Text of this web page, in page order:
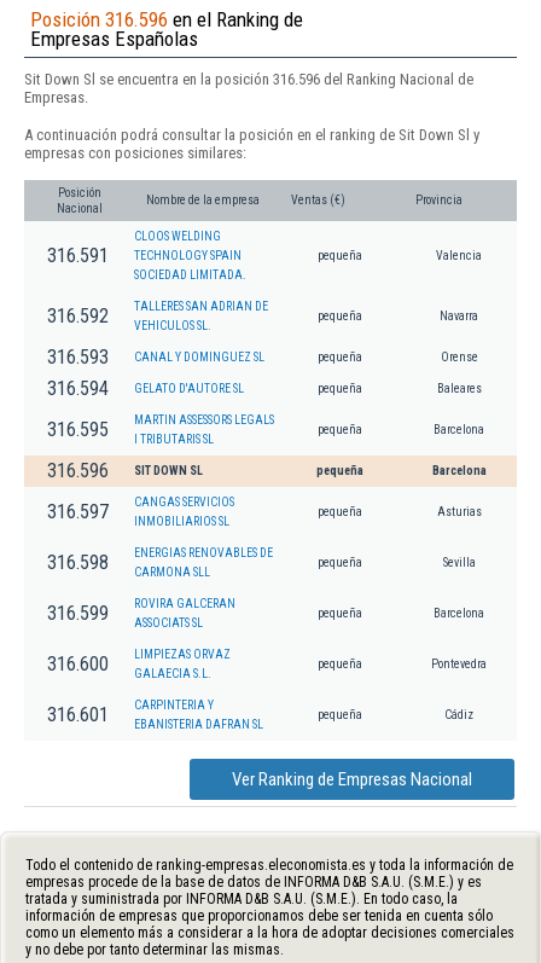
Posición 316.596 en el Ranking de
Empresas Españolas
Sit Down Sl se encuentra en la posición 316.596 del Ranking Nacional de
Empresas.
A continuación podrá consultar la posición en el ranking de Sit Down Sl y
empresas con posiciones similares:
Posición
Nacional
Nombre de la empresa Ventas (€) Provincia
316.591
CLOOS WELDING
TECHNOLOGY SPAIN
SOCIEDAD LIMITADA.
pequeña Valencia
316.592
TALLERES SAN ADRIAN DE
VEHICULOS SL.
pequeña Navarra
316.593 CANAL Y DOMINGUEZ SL pequeña Orense
316.594 GELATO D'AUTORE SL pequeña Baleares
316.595
MARTIN ASSESSORS LEGALS
I TRIBUTARIS SL
pequeña Barcelona
316.596 SIT DOWN SL pequeña Barcelona
316.597
CANGAS SERVICIOS
INMOBILIARIOS SL
pequeña Asturias
316.598
ENERGIAS RENOVABLES DE
CARMONA SLL
pequeña Sevilla
316.599
ROVIRA GALCERAN
ASSOCIATS SL
pequeña Barcelona
316.600
LIMPIEZAS ORVAZ
GALAECIA S.L.
pequeña Pontevedra
316.601
CARPINTERIA Y
EBANISTERIA DAFRAN SL
pequeña Cádiz
Ver Ranking de Empresas Nacional
Todo el contenido de ranking-empresas.eleconomista.es y toda la información de
empresas procede de la base de datos de INFORMA D&B S.A.U. (S.M.E.) y es
tratada y suministrada por INFORMA D&B S.A.U. (S.M.E.). En todo caso, la
información de empresas que proporcionamos debe ser tenida en cuenta sólo
como un elemento más a considerar a la hora de adoptar decisiones comerciales
y no debe por tanto determinar las mismas.